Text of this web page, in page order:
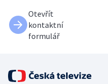
Otevřít
kontaktní
formulář